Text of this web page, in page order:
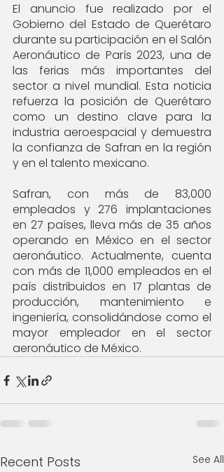
El anuncio fue realizado por el
Gobierno del Estado de Querétaro
durante su participación en el Salón
Aeronáutico de París 2023, una de
las ferias más importantes del
sector a nivel mundial. Esta noticia
refuerza la posición de Querétaro
como un destino clave para la
industria aeroespacial y demuestra
la confianza de Safran en la región
y en el talento mexicano.
Safran, con más de 83,000
empleados y 276 implantaciones
en 27 países, lleva más de 35 años
operando en México en el sector
aeronáutico. Actualmente, cuenta
con más de 11,000 empleados en el
país distribuidos en 17 plantas de
producción, mantenimiento e
ingeniería, consolidándose como el
mayor empleador en el sector
aeronáutico de México.
Recent Posts See All